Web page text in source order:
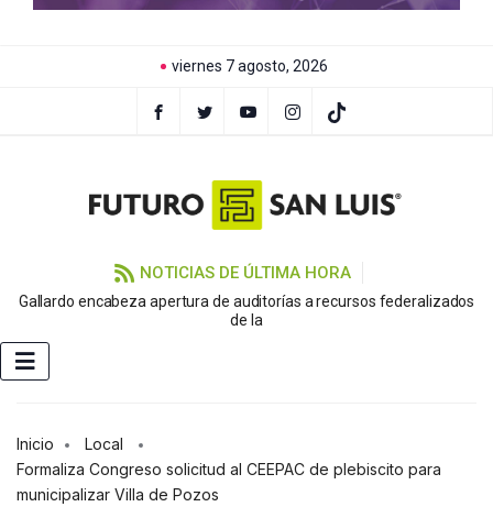
viernes 7 agosto, 2026
NOTICIAS DE ÚLTIMA HORA
Gallardo encabeza apertura de auditorías a recursos federalizados
de la
Inicio
Local
Formaliza Congreso solicitud al CEEPAC de plebiscito para
municipalizar Villa de Pozos